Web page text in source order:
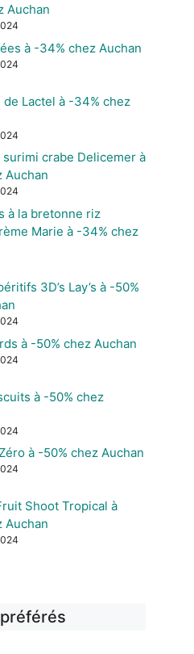
Auchan
à -34% chez Auchan
de Lactel à -34% chez
crabe Delicemer à
Auchan
à la bretonne riz
Marie à -34% chez
3D’s Lay’s à -50%
à -50% chez Auchan
à -50% chez
à -50% chez Auchan
Shoot Tropical à
Auchan